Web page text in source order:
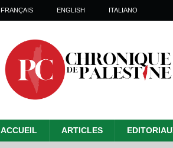
FRANÇAIS ENGLISH ITALIANO
ACCUEIL ARTICLES